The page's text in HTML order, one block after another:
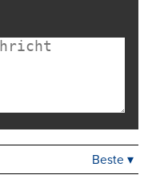
Beste ▾